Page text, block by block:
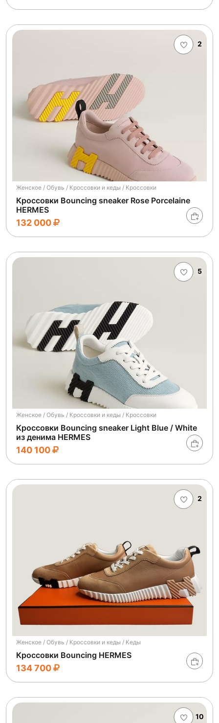
2
Женское / Обувь / Кроссовки и кеды / Кроссовки
Кроссовки Bouncing sneaker Rose Porcelaine
HERMES
132 000
5
Женское / Обувь / Кроссовки и кеды / Кроссовки
Кроссовки Bouncing sneaker Light Blue / White
из денима HERMES
140 100
2
Женское / Обувь / Кроссовки и кеды / Кеды
Кроссовки Воuncing HERMES
134 700
10